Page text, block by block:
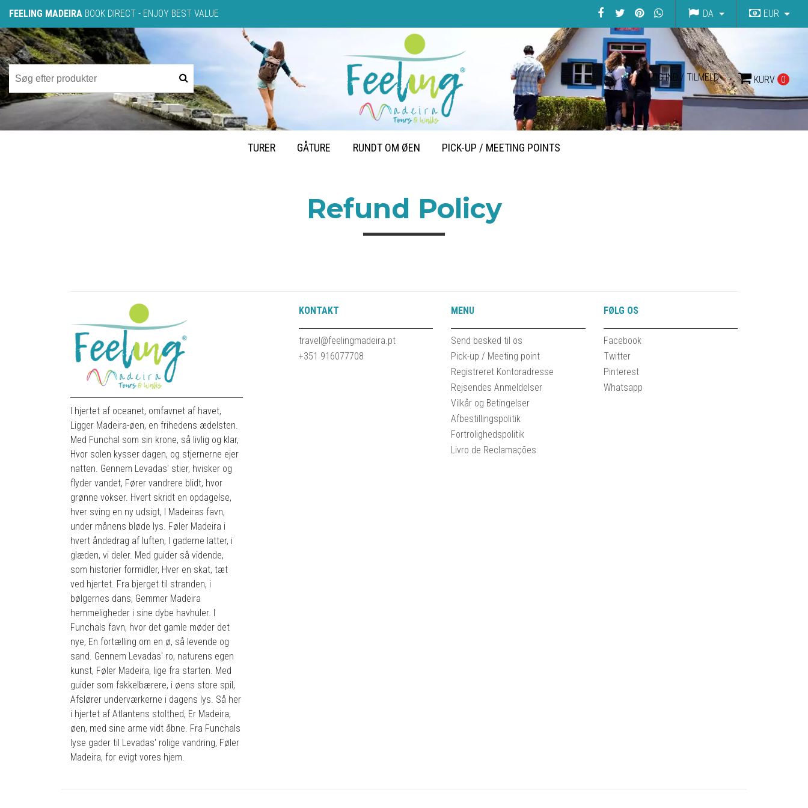
FEELING MADEIRA BOOK DIRECT - ENJOY BEST VALUE DA EUR
KURV 0
LOG IND / TILMELD
TURER GÅTURE RUNDT OM ØEN PICK-UP / MEETING POINTS
Refund Policy
I hjertet af oceanet, omfavnet af havet,
Ligger Madeira-øen, en frihedens ædelsten.
Med Funchal som sin krone, så livlig og klar,
Hvor solen kysser dagen, og stjernerne ejer
natten. Gennem Levadas' stier, hvisker og
flyder vandet, Fører vandrere blidt, hvor
grønne vokser. Hvert skridt en opdagelse,
hver sving en ny udsigt, I Madeiras favn,
under månens bløde lys. Føler Madeira i
hvert åndedrag af luften, I gaderne latter, i
glæden, vi deler. Med guider så vidende,
som historier formidler, Hver en skat, tæt
ved hjertet. Fra bjerget til stranden, i
bølgernes dans, Gemmer Madeira
hemmeligheder i sine dybe havhuler. I
Funchals favn, hvor det gamle møder det
nye, En fortælling om en ø, så levende og
sand. Gennem Levadas' ro, naturens egen
kunst, Føler Madeira, lige fra starten. Med
guider som fakkelbærere, i øens store spil,
Afslører underværkerne i dagens lys. Så her
i hjertet af Atlantens stolthed, Er Madeira,
øen, med sine arme vidt åbne. Fra Funchals
lyse gader til Levadas' rolige vandring, Føler
Madeira, for evigt vores hjem.
KONTAKT
travel@feelingmadeira.pt
+351 916077708
MENU
Send besked til os
Pick-up / Meeting point
Registreret Kontoradresse
Rejsendes Anmeldelser
Vilkår og Betingelser
Afbestillingspolitik
Fortrolighedspolitik
Livro de Reclamações
FØLG OS
Facebook
Twitter
Pinterest
Whatsapp